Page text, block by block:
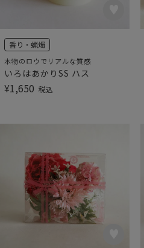
香り・蝋燭
本物のロウでリアルな質感
いろはあかりSS ハス
¥1,650 税込